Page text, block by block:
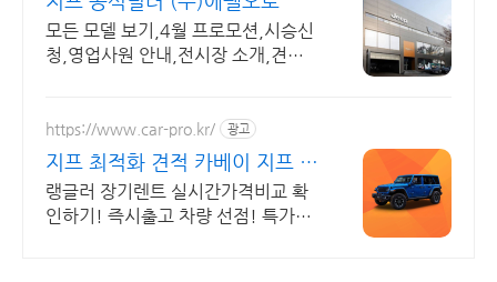
모든 모델 보기,4월 프로모션,시승신
청,영업사원 안내,전시장 소개,견적
https://www.car-pro.kr/ 광고
지프 최적화 견적 카베이 지프 특
가차량 무료견적
랭글러 장기렌트 실시간가격비교 확
인하기! 즉시출고 차량 선점! 특가차